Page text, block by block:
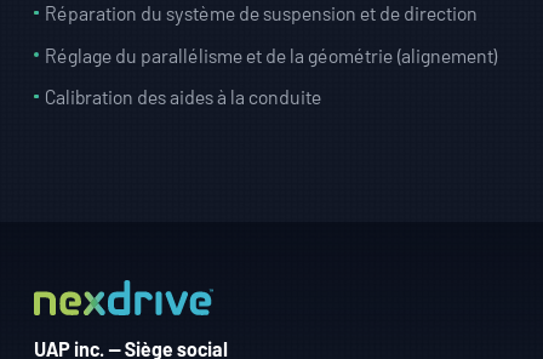
Réparation du système de suspension et de direction
Réglage du parallélisme et de la géométrie (alignement)
Calibration des aides à la conduite
UAP inc. — Siège social